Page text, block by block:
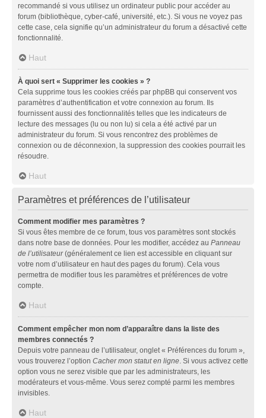
recommandé si vous utilisez un ordinateur public pour accéder au
forum (bibliothèque, cyber-café, université, etc.). Si vous ne voyez pas
cette case, cela signifie qu’un administrateur du forum a désactivé cette
fonctionnalité.
Haut
À quoi sert « Supprimer les cookies » ?
Cela supprime tous les cookies créés par phpBB qui conservent vos
paramètres d’authentification et votre connexion au forum. Ils
fournissent aussi des fonctionnalités telles que les indicateurs de
lecture des messages (lu ou non lu) si cela a été activé par un
administrateur du forum. Si vous rencontrez des problèmes de
connexion ou de déconnexion, la suppression des cookies pourrait les
résoudre.
Haut
Paramètres et préférences de l’utilisateur
Comment modifier mes paramètres ?
Si vous êtes membre de ce forum, tous vos paramètres sont stockés
dans notre base de données. Pour les modifier, accédez au Panneau
de l’utilisateur(généralement ce lien est accessible en cliquant sur
votre nom d’utilisateur en haut des pages du forum). Cela vous
permettra de modifier tous les paramètres et préférences de votre
compte.
Haut
Comment empêcher mon nom d’apparaître dans la liste des
membres connectés ?
Depuis votre panneau de l’utilisateur, onglet « Préférences du forum »,
vous trouverez l’option Cacher mon statut en ligne. Si vous activez cette
option vous ne serez visible que par les administrateurs, les
modérateurs et vous-même. Vous serez compté parmi les membres
invisibles.
Haut